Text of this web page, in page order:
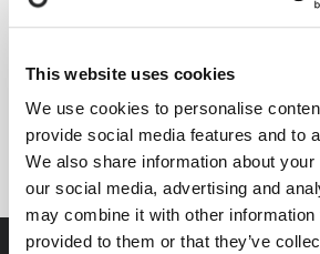
This website uses cookies
We use cookies to personalise
provide social media features and to
We also share information about
our social media, advertising and
may combine it with other information
provided to them or that they’ve
FLICKORS OCH UNGA KVINNORS
BARNS RÄTTIGHETER
KUNSKAPSBASERAT ARBETE